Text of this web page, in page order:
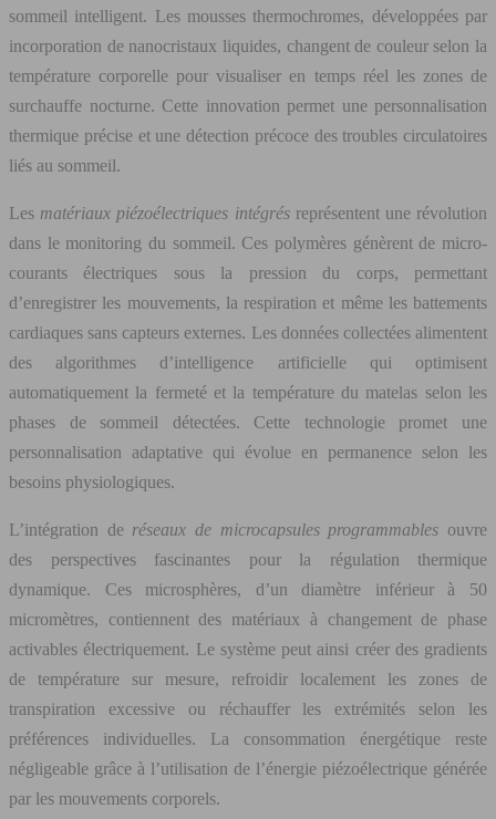
sommeil intelligent. Les mousses thermochromes, développées par
incorporation de nanocristaux liquides, changent de couleur selon la
température corporelle pour visualiser en temps réel les zones de
surchauffe nocturne. Cette innovation permet une personnalisation
thermique précise et une détection précoce des troubles circulatoires
liés au sommeil.
Les matériaux piézoélectriques intégrésreprésentent une révolution
dans le monitoring du sommeil. Ces polymères génèrent de micro-
courants électriques sous la pression du corps, permettant
d’enregistrer les mouvements, la respiration et même les battements
cardiaques sans capteurs externes. Les données collectées alimentent
des algorithmes d’intelligence artificielle qui optimisent
automatiquement la fermeté et la température du matelas selon les
phases de sommeil détectées. Cette technologie promet une
personnalisation adaptative qui évolue en permanence selon les
besoins physiologiques.
L’intégration de réseaux de microcapsules programmables ouvre
des perspectives fascinantes pour la régulation thermique
dynamique. Ces microsphères, d’un diamètre inférieur à 50
micromètres, contiennent des matériaux à changement de phase
activables électriquement. Le système peut ainsi créer des gradients
de température sur mesure, refroidir localement les zones de
transpiration excessive ou réchauffer les extrémités selon les
préférences individuelles. La consommation énergétique reste
négligeable grâce à l’utilisation de l’énergie piézoélectrique générée
par les mouvements corporels.